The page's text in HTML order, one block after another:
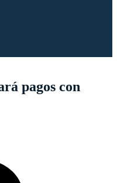
pagos con